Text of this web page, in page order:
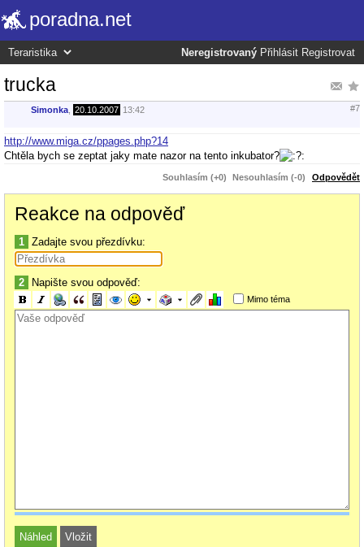
poradna.net
Neregistrovaný Přihlásit Registrovat
trucka
Simonka 20.10.2007 13:42 #7
http://www.miga.cz/ppages.php?14
Chtěla bych se zeptat jaky mate nazor na tento inkubator?
Souhlasím (+0) Nesouhlasím (-0) Odpovědět
Reakce na odpověď
1 Zadajte svou přezdívku:
2 Napište svou odpověď:
Mimo téma